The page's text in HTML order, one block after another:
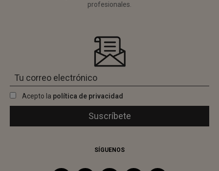
profesionales.
Acepto la política de privacidad
SÍGUENOS